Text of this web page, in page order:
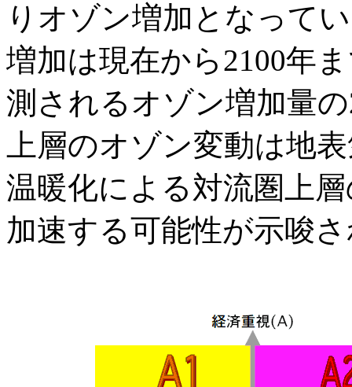
りオゾン増加となって
増加は現在から2100年
測されるオゾン増加量
上層のオゾン変動は地
温暖化による対流圏上
加速する可能性が示唆